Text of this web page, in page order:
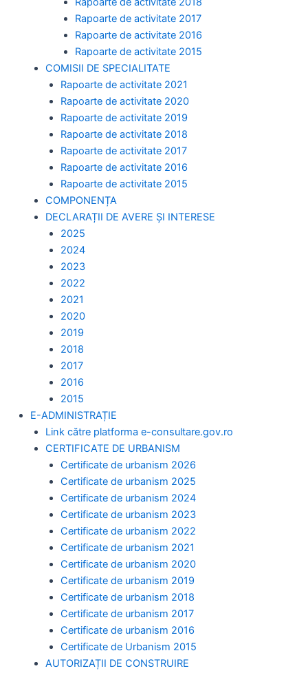
Rapoarte de activitate 2017
Rapoarte de activitate 2016
Rapoarte de activitate 2015
COMISII DE SPECIALITATE
Rapoarte de activitate 2021
Rapoarte de activitate 2020
Rapoarte de activitate 2019
Rapoarte de activitate 2018
Rapoarte de activitate 2017
Rapoarte de activitate 2016
Rapoarte de activitate 2015
COMPONENȚA
DECLARAȚII DE AVERE ȘI INTERESE
2025
2024
2023
2022
2021
2020
2019
2018
2017
2016
2015
E-ADMINISTRAȚIE
Link către platforma e-consultare.gov.ro
CERTIFICATE DE URBANISM
Certificate de urbanism 2026
Certificate de urbanism 2025
Certificate de urbanism 2024
Certificate de urbanism 2023
Certificate de urbanism 2022
Certificate de urbanism 2021
Certificate de urbanism 2020
Certificate de urbanism 2019
Certificate de urbanism 2018
Certificate de urbanism 2017
Certificate de urbanism 2016
Certificate de Urbanism 2015
AUTORIZAȚII DE CONSTRUIRE